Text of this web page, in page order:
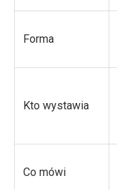
Forma
Kto wystawia
Co mówi